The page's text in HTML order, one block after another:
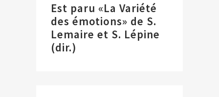
Est paru «La Variété
des émotions» de S.
Lemaire et S. Lépine
(dir.)